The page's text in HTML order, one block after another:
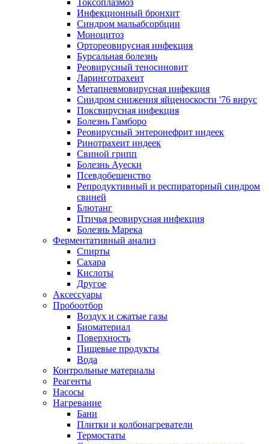
Токсоплазмоз
Инфекционный бронхит
Синдром мальабсорбции
Моноцитоз
Ортореовирусная инфекция
Бурсальная болезнь
Реовирусный теносиновит
Ларинготрахеит
Метапневмовирусная инфекция
Синдром снижения яйценоскости '76 вирус
Поксвирусная инфекция
Болезнь Гамборо
Реовирусный энтеронефрит индеек
Ринотрахеит индеек
Свиной грипп
Болезнь Ауески
Псевдобешенство
Репродуктивный и респираторный синдром
свиней
Блютанг
Птичья реовирусная инфекция
Болезнь Марека
Ферментативный анализ
Спирты
Сахара
Кислоты
Другое
Аксессуары
Пробоотбор
Воздух и сжатые газы
Биоматериал
Поверхность
Пищевые продукты
Вода
Контрольные материалы
Реагенты
Насосы
Нагревание
Бани
Плитки и колбонагреватели
Термостаты